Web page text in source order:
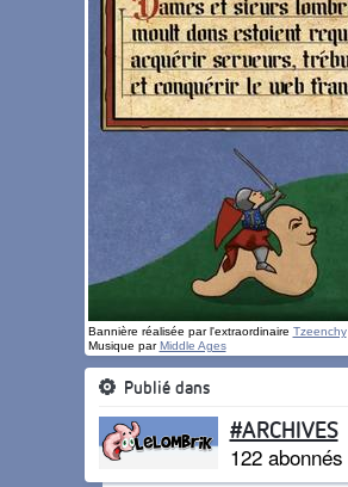
Bannière réalisée par l'extraordinaire Tzeenchy
Musique parMiddle Ages
Publié dans
#ARCHIVES
122 abonnés